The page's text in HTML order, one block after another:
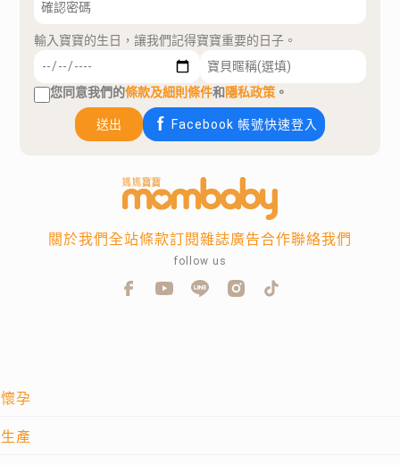
輸入寶寶的生日，讓我們記得寶寶重要的日子。
您同意我們的條款及細則條件和隱私政策 。
送出 Facebook 帳號快速登入
懷孕
生產
關於我們全站條款訂閱雜誌廣告合作聯絡我們
follow us